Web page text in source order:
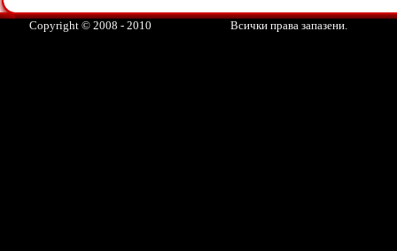
Copyright © 2008 - 2010 Всички права запазени.